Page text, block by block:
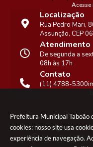
Prefeitura Municipal Taboão
cookies: nosso site usa
experiência de navegação.
Acesse
Localização
Rua Pedro Mari,
Assunção, CEP
Contato
(11) 4788-5300
Atendimento
De segunda a
08h às 17h
Versão
Portal atualizado